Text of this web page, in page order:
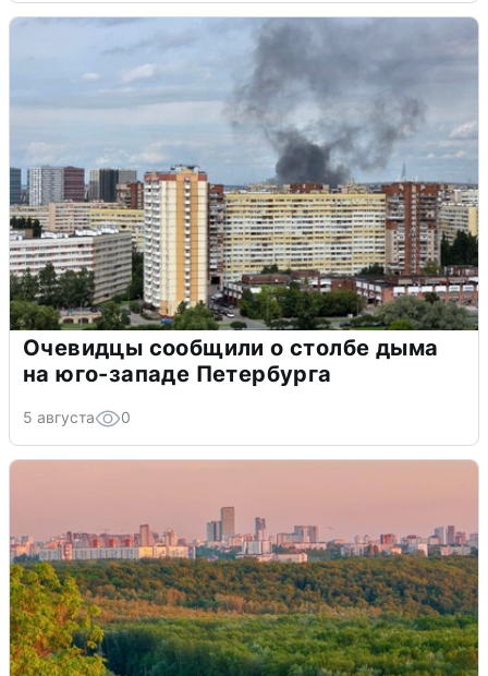
Очевидцы сообщили о столбе дыма
на юго-западе Петербурга
5 августа 0